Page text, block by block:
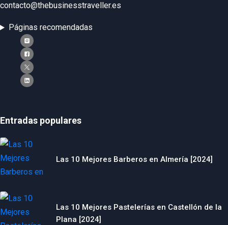
contacto@thebusinesstraveller.es
Páginas recomendadas
Entradas populares
Las 10 Mejores Barberos en Almería [2024]
Las 10 Mejores Pastelerías en Castellón de la
Plana [2024]